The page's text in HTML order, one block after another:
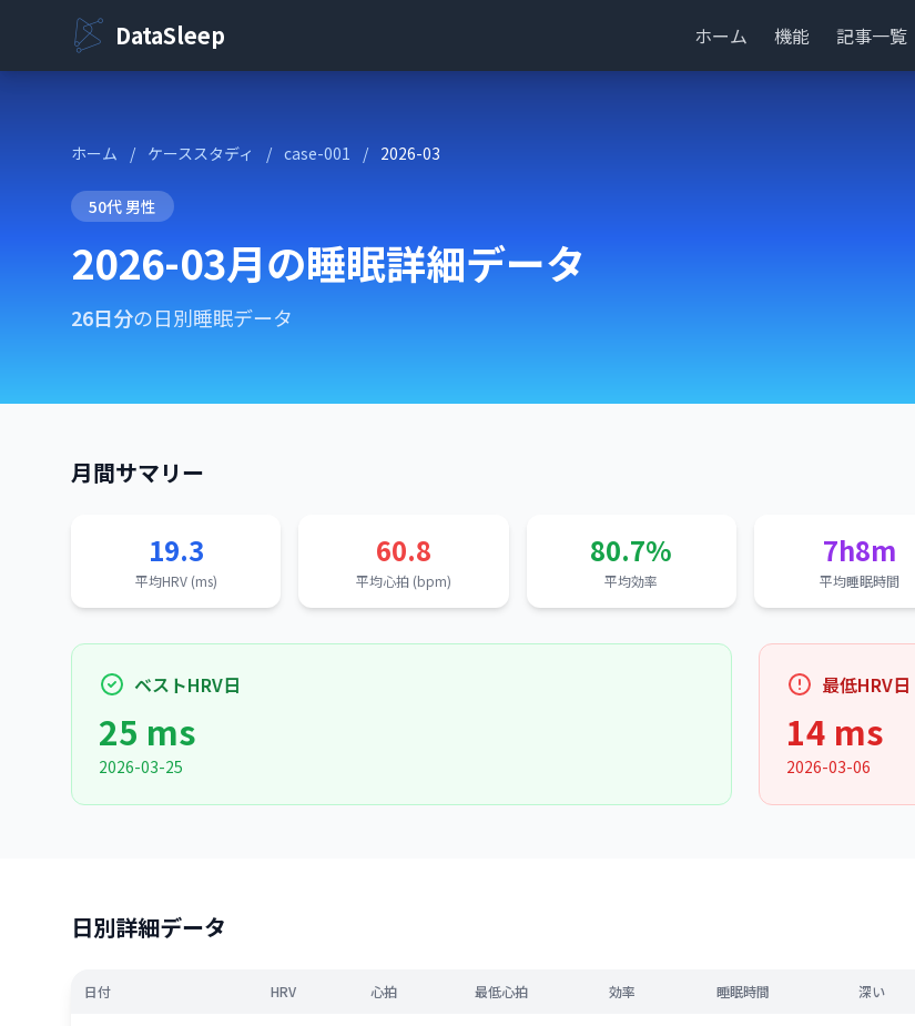
DataSleep ホーム 機能 記事一覧
ホーム / ケーススタディ / case-001 / 2026-03
50代 男性
2026-03月の睡眠詳細データ
26日分の日別睡眠データ
月間サマリー
19.3
平均HRV (ms)
60.8
平均心拍 (bpm)
80.7%
平均効率
7h8m
平均睡眠時間
ベストHRV日
25 ms
2026-03-25
最低HRV日
14 ms
2026-03-06
日別詳細データ
日付 HRV 心拍 最低心拍 効率 睡眠時間 深い